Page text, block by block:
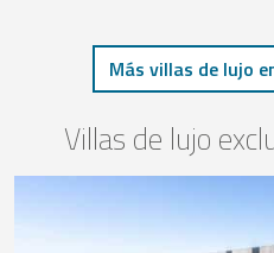
Más villas de lujo
Villas de lujo